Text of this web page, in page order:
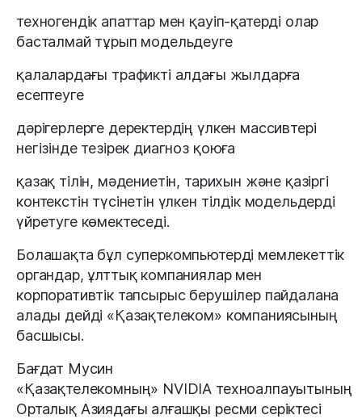
техногендік апаттар мен қауіп-қатерді олар
басталмай тұрып модельдеуге
қалалардағы трафикті алдағы жылдарға
есептеуге
дәрігерлерге деректердің үлкен массивтері
негізінде тезірек диагноз қоюға
қазақ тілін, мәдениетін, тарихын және қазіргі
контекстін түсінетін үлкен тілдік модельдерді
үйретуге көмектеседі.
Болашақта бұл суперкомпьютерді мемлекеттік
органдар, ұлттық компаниялар мен
корпоративтік тапсырыс берушілер пайдалана
алады дейді «Қазақтелеком» компаниясының
басшысы.
Бағдат Мусин
«Қазақтелекомның» NVIDIA техноалпауытының
Орталық Азиядағы алғашқы ресми серіктесі